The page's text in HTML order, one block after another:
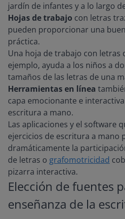
jardín de infantes y a lo largo
Hojas de trabajo con letras
pueden proporcionar una
práctica.
Una hoja de trabajo con letras
ejemplo, ayuda a los niños a
tamaños de las letras de una
Herramientas en línea
capa emocionante e
escritura a mano.
Las aplicaciones y el software
ejercicios de escritura a mano
dramáticamente la
de letras o grafomotricidad
pizarra interactiva.
Elección de fuentes
enseñanza de la